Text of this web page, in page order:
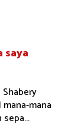
saya
Shabery
mana